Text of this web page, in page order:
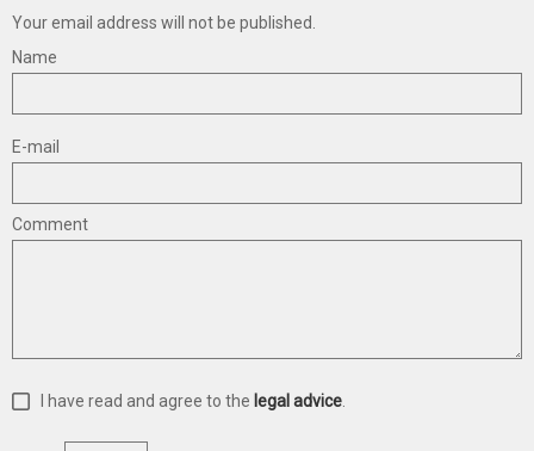
Your email address will not be published.
Name
E-mail
Comment
I have read and agree to the legal advice